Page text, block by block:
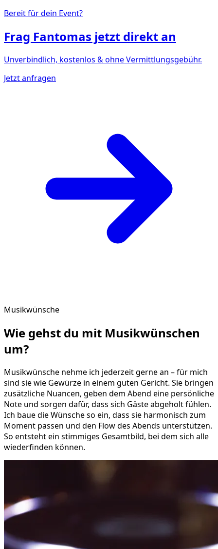
Bereit für dein Event?
Frag Fantomas jetzt direkt an
Unverbindlich, kostenlos & ohne Vermittlungsgebühr.
Jetzt anfragen
Musikwünsche
Wie gehst du mit Musikwünschen
um?
Musikwünsche nehme ich jederzeit gerne an – für mich
sind sie wie Gewürze in einem guten Gericht. Sie bringen
zusätzliche Nuancen, geben dem Abend eine persönliche
Note und sorgen dafür, dass sich Gäste abgeholt fühlen.
Ich baue die Wünsche so ein, dass sie harmonisch zum
Moment passen und den Flow des Abends unterstützen.
So entsteht ein stimmiges Gesamtbild, bei dem sich alle
wiederfinden können.